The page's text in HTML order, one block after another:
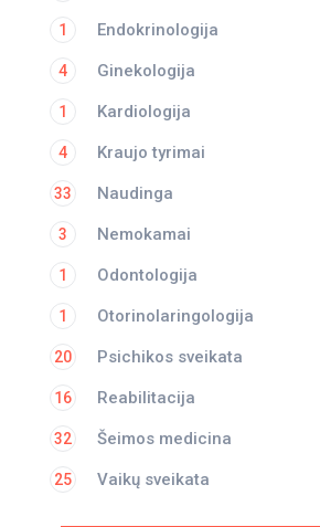
Endokrinologija
1
Ginekologija
4
Kardiologija
1
Kraujo tyrimai
4
Naudinga
33
Nemokamai
3
Odontologija
1
Otorinolaringologija
1
Psichikos sveikata
20
Reabilitacija
16
Šeimos medicina
32
Vaikų sveikata
25